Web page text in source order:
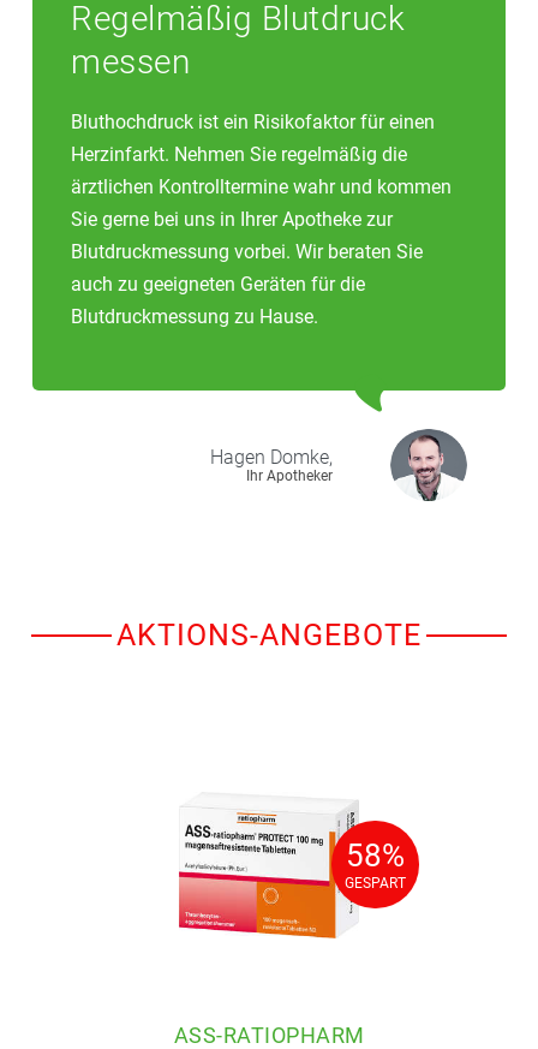
Regelmäßig Blutdruck
messen
Bluthochdruck ist ein Risikofaktor für einen
Herzinfarkt. Nehmen Sie regelmäßig die
ärztlichen Kontrolltermine wahr und kommen
Sie gerne bei uns in Ihrer Apotheke zur
Blutdruckmessung vorbei. Wir beraten Sie
auch zu geeigneten Geräten für die
Blutdruckmessung zu Hause.
Hagen Domke,
Ihr Apotheker
AKTIONS-ANGEBOTE
58%
GESPART
58%
GESPART
ASS-RATIOPHARM